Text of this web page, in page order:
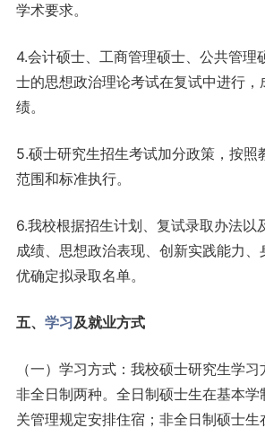
学术要求。
4.会计硕士、工商管理硕士、公共管理
士的思想政治理论考试在复试中进行
绩。
5.硕士研究生招生考试加分政策，按照
范围和标准执行。
6.我校根据招生计划、复试录取办法以
成绩、思想政治表现、创新实践能力、
优确定拟录取名单。
五、 学习及就业方式
（一）学习方式：我校硕士研究生学
非全日制两种。全日制硕士生在基本学
关管理规定安排住宿；非全日制硕士生